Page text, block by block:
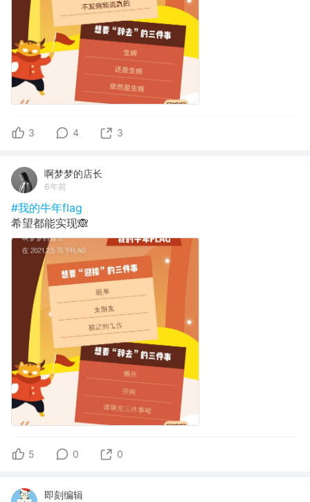
3 4 3
啊梦梦的店长
6年前
#我的牛年flag
希望都能实现🙈
5 0 0
即刻编辑